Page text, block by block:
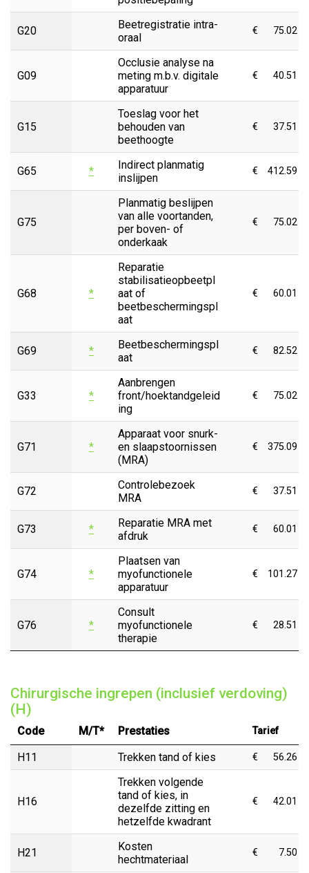
G20
Beetregistratie intra-
oraal
€ 75.02
G09
Occlusie analyse na
meting m.b.v. digitale
apparatuur
€ 40.51
G15
Toeslag voor het
behouden van
beethoogte
€ 37.51
G65 *
Indirect planmatig
inslijpen
€ 412.59
G75
Planmatig beslijpen
van alle voortanden,
per boven- of
onderkaak
€ 75.02
G68 *
Reparatie
stabilisatieopbeetpl
aat of
beetbeschermingspl
aat
€ 60.01
G69 *
Beetbeschermingspl
aat
€ 82.52
G33 *
Aanbrengen
front/hoektandgeleid
ing
€ 75.02
G71 *
Apparaat voor snurk-
en slaapstoornissen
(MRA)
€ 375.09
G72
Controlebezoek
MRA
€ 37.51
G73 *
Reparatie MRA met
afdruk
€ 60.01
G74 *
Plaatsen van
myofunctionele
apparatuur
€ 101.27
G76 *
Consult
myofunctionele
therapie
€ 28.51
Chirurgische ingrepen (inclusief verdoving)
(H)
Code M/T* Prestaties Tarief
H11 Trekken tand of kies € 56.26
H16
Trekken volgende
tand of kies, in
dezelfde zitting en
hetzelfde kwadrant
€ 42.01
H21
Kosten
hechtmateriaal
€ 7.50